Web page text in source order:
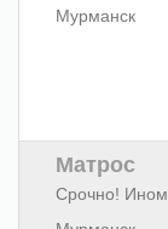
Мурманск
Матрос